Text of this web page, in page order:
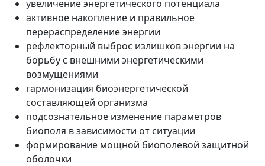
увеличение энергетического потенциала
активное накопление и правильное
перераспределение энергии
рефлекторный выброс излишков энергии на
борьбу с внешними энергетическими
возмущениями
гармонизация биоэнергетической
составляющей организма
подсознательное изменение параметров
биополя в зависимости от ситуации
формирование мощной биополевой защитной
оболочки